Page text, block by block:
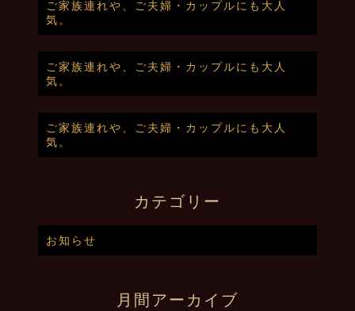
ご家族連れや、ご夫婦・カップルにも大人
気。
ご家族連れや、ご夫婦・カップルにも大人
気。
ご家族連れや、ご夫婦・カップルにも大人
気。
カテゴリー
お知らせ
月間アーカイブ